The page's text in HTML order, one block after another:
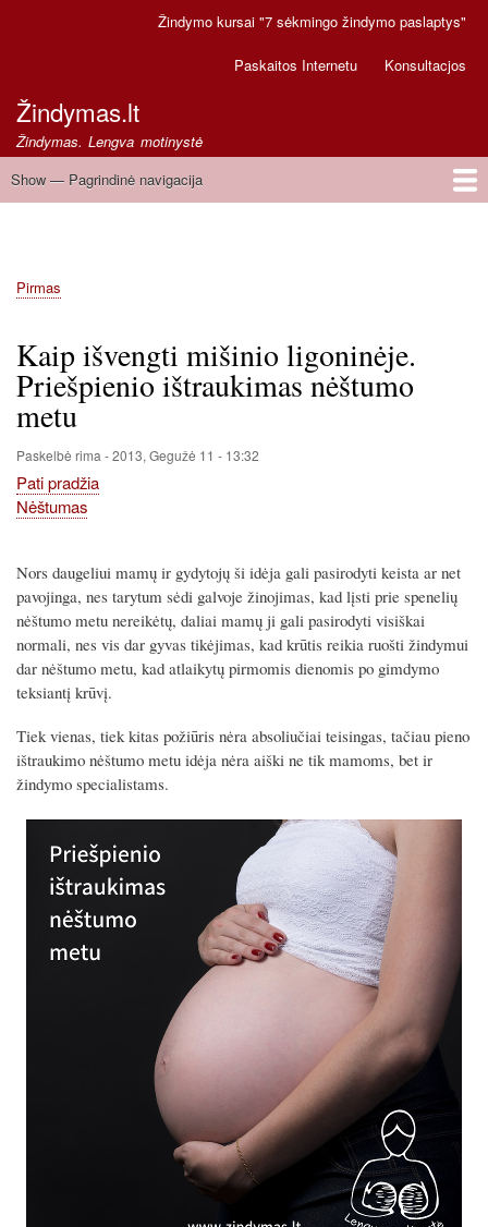
Pereiti
pagrindinį
Žindymo kursai "7 sėkmingo žindymo paslaptys"
Paskaitos Internetu Konsultacjos
Žindymas.lt
Žindymas. Lengva motinystė
Pagrindinė
Show — Pagrindinė navigacija
Kelias
Pirmas
Kaip išvengti mišinio ligoninėje.
Priešpienio ištraukimas nėštumo
metu
Paskelbė rima -2013, Gegužė 11 - 13:32
Pati pradžia
Nėštumas
Nors daugeliui mamų ir gydytojų ši idėja gali pasirodyti keista ar net
pavojinga, nes tarytum sėdi galvoje žinojimas, kad lįsti prie spenelių
nėštumo metu nereikėtų, daliai mamų ji gali pasirodyti visiškai
normali, nes vis dar gyvas tikėjimas, kad krūtis reikia ruošti žindymui
dar nėštumo metu, kad atlaikytų pirmomis dienomis po gimdymo
teksiantį krūvį.
Tiek vienas, tiek kitas požiūris nėra absoliučiai teisingas, tačiau pieno
ištraukimo nėštumo metu idėja nėra aiški ne tik mamoms, bet ir
žindymo specialistams.